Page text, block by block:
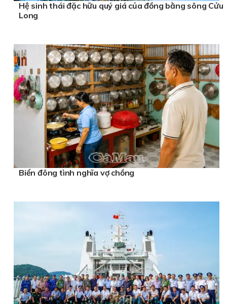
Hệ sinh thái đặc hữu quý giá của đồng bằng sông Cửu
Long
Biển đông tình nghĩa vợ chồng